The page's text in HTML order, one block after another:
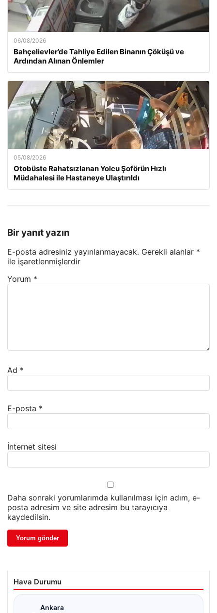
06/08/2026
Bahçelievler’de Tahliye Edilen Binanın Çöküşü ve
Ardından Alınan Önlemler
05/08/2026
Otobüste Rahatsızlanan Yolcu Şoförün Hızlı
Müdahalesi ile Hastaneye Ulaştırıldı
Bir yanıt yazın
E-posta adresiniz yayınlanmayacak. Gerekli alanlar *
ile işaretlenmişlerdir
Yorum *
Ad *
E-posta *
İnternet sitesi
Daha sonraki yorumlarımda kullanılması için adım, e-
posta adresim ve site adresim bu tarayıcıya
kaydedilsin.
Hava Durumu
Ankara